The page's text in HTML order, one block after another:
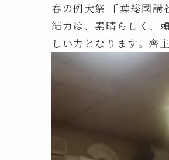
春の例大祭 千葉総國講
結力は、素晴らしく、
しい力となります。齊